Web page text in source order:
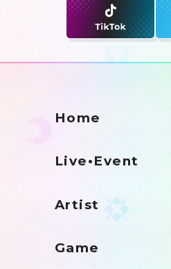
Home
Live•Event
Artist
Game